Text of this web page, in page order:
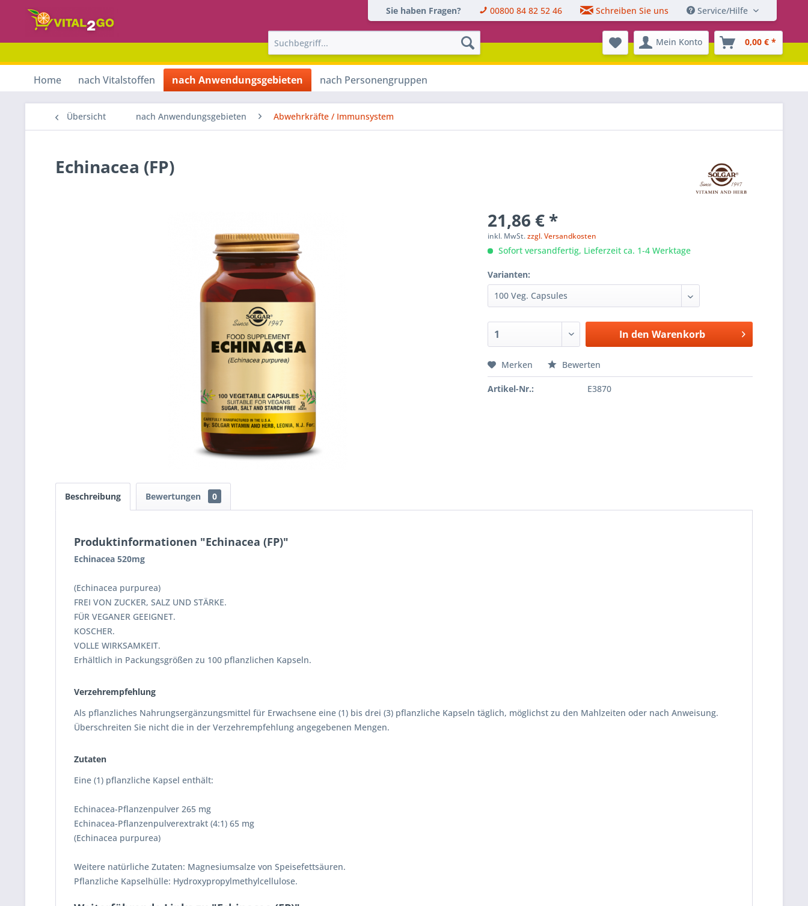
Sie haben Fragen? 00800 84 82 52 46 Schreiben Sie uns Service/Hilfe
Mein Konto 0,00 € *
Home nach Vitalstoffen nach Anwendungsgebieten nach Personengruppen
Übersicht nach Anwendungsgebieten Abwehrkräfte / Immunsystem
Echinacea (FP)
21,86 € *
inkl. MwSt.zzgl. Versandkosten
Sofort versandfertig, Lieferzeit ca. 1-4 Werktage
Varianten:
In den Warenkorb
Merken Bewerten
Artikel-Nr.: E3870
Beschreibung Bewertungen 0
Produktinformationen "Echinacea (FP)"
Echinacea 520mg
(Echinacea purpurea)
FREI VON ZUCKER, SALZ UND STÄRKE.
FÜR VEGANER GEEIGNET.
KOSCHER.
VOLLE WIRKSAMKEIT.
Erhältlich in Packungsgrößen zu 100 pflanzlichen Kapseln.
Verzehrempfehlung
Als pflanzliches Nahrungsergänzungsmittel für Erwachsene eine (1) bis drei (3) pflanzliche Kapseln täglich, möglichst zu den Mahlzeiten oder nach Anweisung.
Überschreiten Sie nicht die in der Verzehrempfehlung angegebenen Mengen.
Zutaten
Eine (1) pflanzliche Kapsel enthält:
Echinacea-Pflanzenpulver 265 mg
Echinacea-Pflanzenpulverextrakt (4:1) 65 mg
(Echinacea purpurea)
Weitere natürliche Zutaten: Magnesiumsalze von Speisefettsäuren.
Pflanzliche Kapselhülle: Hydroxypropylmethylcellulose.